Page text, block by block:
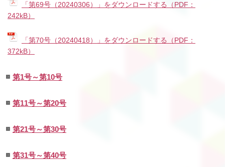
「第69号（20240306）」をダウンロードする（PDF：
242kB）
「第70号（20240418）」をダウンロードする（PDF：
372kB）
第1号～第10号
第11号～第20号
第21号～第30号
第31号～第40号